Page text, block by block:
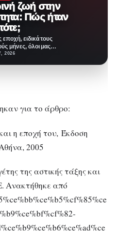
ζωή στην
Πώς ήταν
εποχή, ειδικά τους
μήνες, όλοι μας
ευκαιρίες
2026
για το άρθρο:
η εποχή του, Έκδοση
2005
της αστικής τάξης και
Ανακτήθηκε από